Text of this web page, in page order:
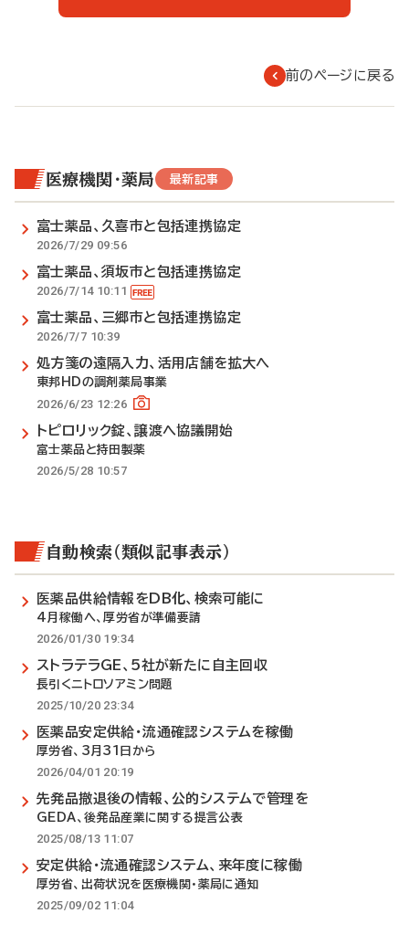
前のページに戻る
医療機関・薬局 最新記事
富士薬品、久喜市と包括連携協定
2026/7/29 09:56
富士薬品、須坂市と包括連携協定
2026/7/14 10:11
富士薬品、三郷市と包括連携協定
2026/7/7 10:39
処方箋の遠隔入力、活用店舗を拡大へ
東邦HDの調剤薬局事業
2026/6/23 12:26
トピロリック錠、譲渡へ協議開始
富士薬品と持田製薬
2026/5/28 10:57
自動検索（類似記事表示）
医薬品供給情報をDB化、検索可能に
4月稼働へ、厚労省が準備要請
2026/01/30 19:34
ストラテラGE、5社が新たに自主回収
長引くニトロソアミン問題
2025/10/20 23:34
医薬品安定供給・流通確認システムを稼働
厚労省、3月31日から
2026/04/01 20:19
先発品撤退後の情報、公的システムで管理を
GEDA、後発品産業に関する提言公表
2025/08/13 11:07
安定供給・流通確認システム、来年度に稼働
厚労省、出荷状況を医療機関・薬局に通知
2025/09/02 11:04